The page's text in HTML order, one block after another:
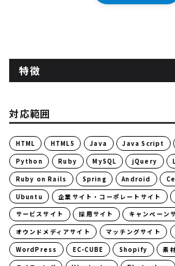
特徴
対応範囲
HTML HTML5 Java Java Script
Python Ruby MySQL jQuery
Ruby on Rails Spring Android
Ubuntu 企業サイト・コーポレートサイト
サービスサイト 採用サイト キャンペーン
オウンドメディアサイト マッチングサイト
WordPress EC-CUBE Shopify 素